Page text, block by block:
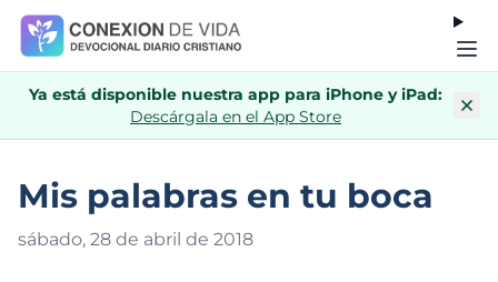
Ya está disponible nuestra app para iPhone y iPad:
Descárgala en el App Store
Mis palabras en tu boca
sábado, 28 de abril de 2018